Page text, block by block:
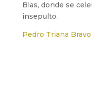
Blas, donde se
insepulto.
Pedro Triana Bravo